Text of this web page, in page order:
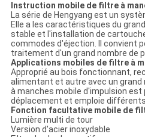
Instruction mobile de filtre à
La série de Hengyang est un
Elle a les caractéristiques du
stable et l'installation de
commodes d'éjection. Il convient
traitement d'un grand nombre de
Applications mobiles de filtre à
Approprié au bois fonctionnant,
alimentant et autre avec un grand
à manches mobile d'impulsion est
déplacement et emploie
Fonction facultative mobile de
Lumière multi de tour
Version d'acier inoxydable